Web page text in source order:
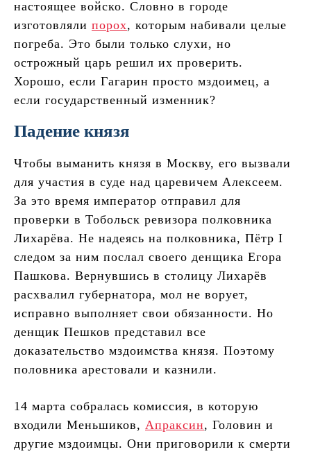
настоящее войско. Словно в городе
изготовляли порох, которым набивали целые
погреба. Это были только слухи, но
острожный царь решил их проверить.
Хорошо, если Гагарин просто мздоимец, а
если государственный изменник?
Падение князя
Чтобы выманить князя в Москву, его вызвали
для участия в суде над царевичем Алексеем.
За это время император отправил для
проверки в Тобольск ревизора полковника
Лихарёва. Не надеясь на полковника, Пётр I
следом за ним послал своего денщика Егора
Пашкова. Вернувшись в столицу Лихарёв
расхвалил губернатора, мол не ворует,
исправно выполняет свои обязанности. Но
денщик Пешков представил все
доказательство мздоимства князя. Поэтому
половника арестовали и казнили.
14 марта собралась комиссия, в которую
входили Меньшиков, Апраксин, Головин и
другие мздоимцы. Они приговорили к смерти